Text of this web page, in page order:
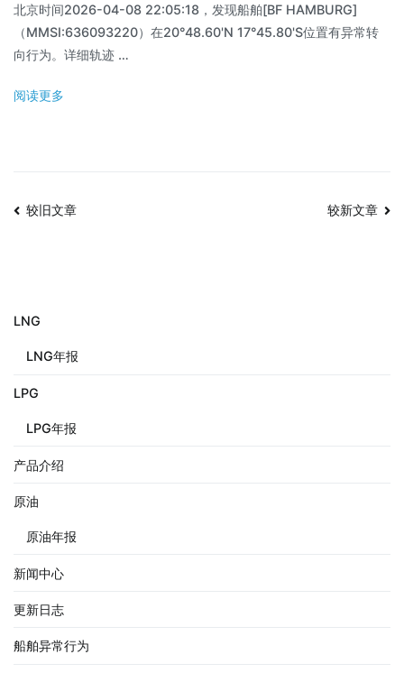
北京时间2026-04-08 22:05:18，发现船舶[BF HAMBURG]
（MMSI:636093220）在20°48.60'N 17°45.80'S位置有异常转
向行为。详细轨迹 …
阅读更多
较旧文章 较新文章
LNG
LNG年报
LPG
LPG年报
产品介绍
原油
原油年报
新闻中心
更新日志
船舶异常行为